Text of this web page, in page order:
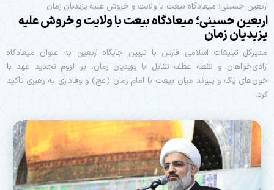
اربعین حسینی؛ میعادگاه بیعت با ولایت و خروش علیه یزیدیان زمان
اربعین حسینی؛ میعادگاه بیعت با ولایت و خروش علیه
یزیدیان زمان
مدیرکل تبلیغات اسلامی فارس با تبیین جایگاه اربعین به عنوان میعادگاه
آزادی‌خواهان و نقطه عطف تقابل با یزیدیان زمان، بر لزوم تجدید عهد با
خون‌های پاک و پیوند میان بیعت با امام زمان (عج) و وفاداری به رهبری تأکید
کرد.